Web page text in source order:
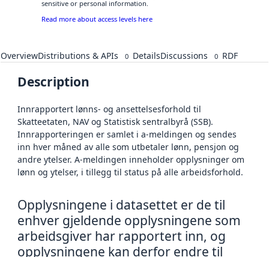
sensitive or personal information.
Read more about access levels here
OverviewDistributions & APIs 0 DetailsDiscussions 0 RDF
Description
Innrapportert lønns- og ansettelsesforhold til
Skatteetaten, NAV og Statistisk sentralbyrå (SSB).
Innrapporteringen er samlet i a-meldingen og sendes
inn hver måned av alle som utbetaler lønn, pensjon og
andre ytelser. A-meldingen inneholder opplysninger om
lønn og ytelser, i tillegg til status på alle arbeidsforhold.
Opplysningene i datasettet er de til
enhver gjeldende opplysningene som
arbeidsgiver har rapportert inn, og
opplysningene kan derfor endre til